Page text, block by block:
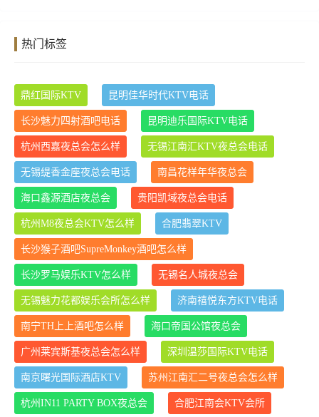
热门标签
鼎红国际KTV 昆明佳华时代KTV电话
长沙魅力四射酒吧电话 昆明迪乐国际KTV电话
杭州西嘉夜总会怎么样 无锡江南汇KTV夜总会电话
无锡缇香金座夜总会电话 南昌花样年华夜总会
海口鑫源酒店夜总会 贵阳凯域夜总会电话
杭州M8夜总会KTV怎么样 合肥翡翠KTV
长沙猴子酒吧SupreMonkey酒吧怎么样
长沙罗马娱乐KTV怎么样 无锡名人城夜总会
无锡魅力花都娱乐会所怎么样 济南禧悦东方KTV电话
南宁TH上上酒吧怎么样 海口帝国公馆夜总会
广州莱宾斯基夜总会怎么样 深圳温莎国际KTV电话
南京曙光国际酒店KTV 苏州江南汇二号夜总会怎么样
杭州IN11 PARTY BOX夜总会 合肥江南会KTV会所